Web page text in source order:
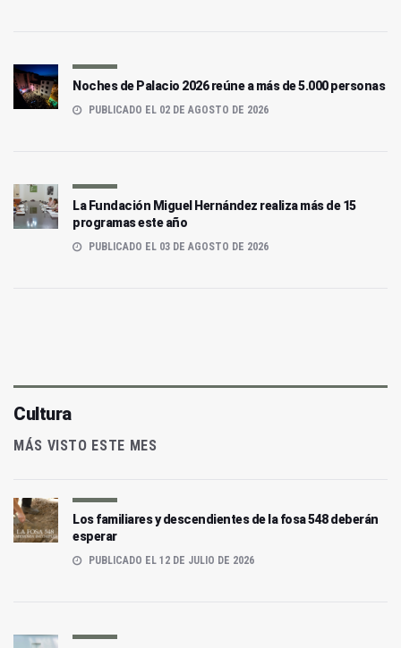
Noches de Palacio 2026 reúne a más de 5.000 personas
PUBLICADO EL 02 DE AGOSTO DE 2026
La Fundación Miguel Hernández realiza más de 15
programas este año
PUBLICADO EL 03 DE AGOSTO DE 2026
Cultura
MÁS VISTO ESTE MES
Los familiares y descendientes de la fosa 548 deberán
esperar
PUBLICADO EL 12 DE JULIO DE 2026